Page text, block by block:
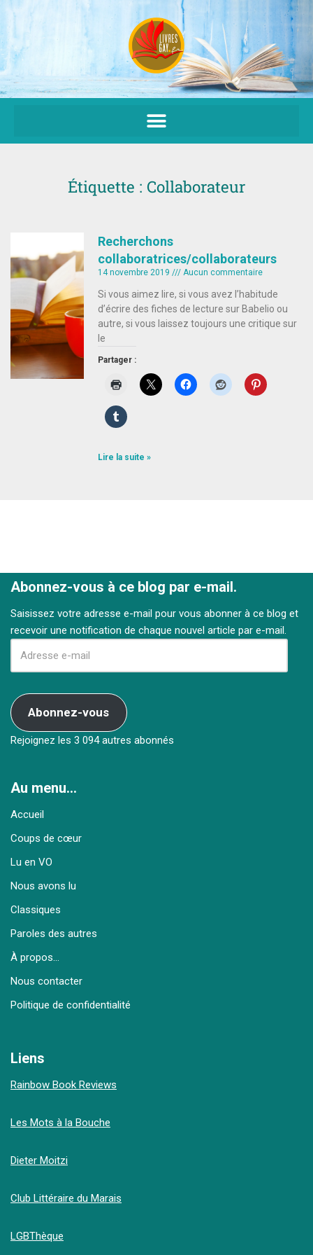
Aller
au
contenu
Étiquette : Collaborateur
Recherchons
collaboratrices/collaborateurs
14 novembre 2019 Aucun commentaire
Si vous aimez lire, si vous avez l’habitude
d’écrire des fiches de lecture sur Babelio ou
autre, si vous laissez toujours une critique sur
le
Partager :
Lire la suite »
Abonnez-vous à ce blog par e-mail.
Saisissez votre adresse e-mail pour vous abonner à ce blog et
recevoir une notification de chaque nouvel article par e-mail.
Abonnez-vous
Rejoignez les 3 094 autres abonnés
Au menu…
Accueil
Coups de cœur
Lu en VO
Nous avons lu
Classiques
Paroles des autres
À propos…
Nous contacter
Politique de confidentialité
Liens
Rainbow Book Reviews
Les Mots à la Bouche
Dieter Moitzi
Club Littéraire du Marais
LGBThèque